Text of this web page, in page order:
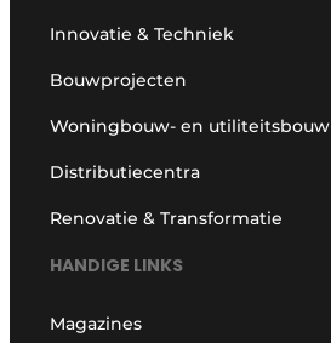
Innovatie & Techniek
Bouwprojecten
Woningbouw- en utiliteitsbouw
Distributiecentra
Renovatie & Transformatie
HANDIGE LINKS
Magazines